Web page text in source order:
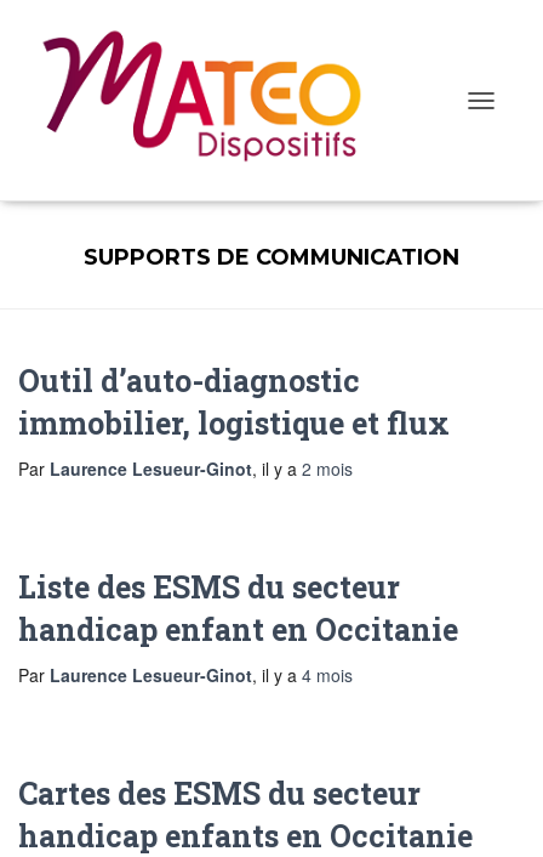
SUPPORTS DE COMMUNICATION
Outil d’auto-diagnostic
immobilier, logistique et flux
Par Laurence Lesueur-Ginot, il y a 2 mois
Liste des ESMS du secteur
handicap enfant en Occitanie
Par Laurence Lesueur-Ginot, il y a 4 mois
Cartes des ESMS du secteur
handicap enfants en Occitanie